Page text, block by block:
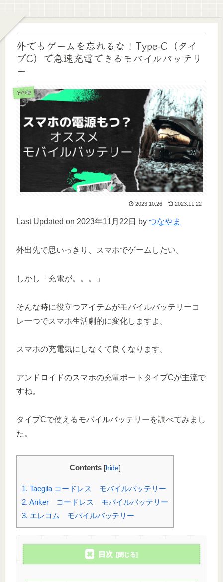
外でもゲームを忘れるな！Type-C（タイ
プC）で急速充電できるモバイルバッテリ
ー
その他
2023.10.26 2023.11.22
Last Updated on 2023年11月22日 by つなやま
外出先で思いっきり、スマホでゲームしたい。
しかし「充電が。。。」
そんな時に役立つアイテムがモバイルバッテリーコ
レ一つでスマホ生活劇的に変化しますよ。
スマホの充電気にしなくて良くなります。
アンドロイドのスマホの充電ポートタイプCが主流で
すね。
タイプCで使えるモバイルバッテリーを調べてみまし
た。
Contents [hide]
1. Taegila コードレス モバイルバッテリー
2. Anker コードレス モバイルバッテリー
3. エレコム モバイルバッテリー
目次